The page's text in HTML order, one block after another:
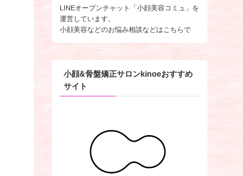
LINEオープンチャット「小顔美容コミュ」を
運営しています。
小顔美容などのお悩み相談などはこちらで
小顔&骨盤矯正サロンkinoeおすすめ
サイト